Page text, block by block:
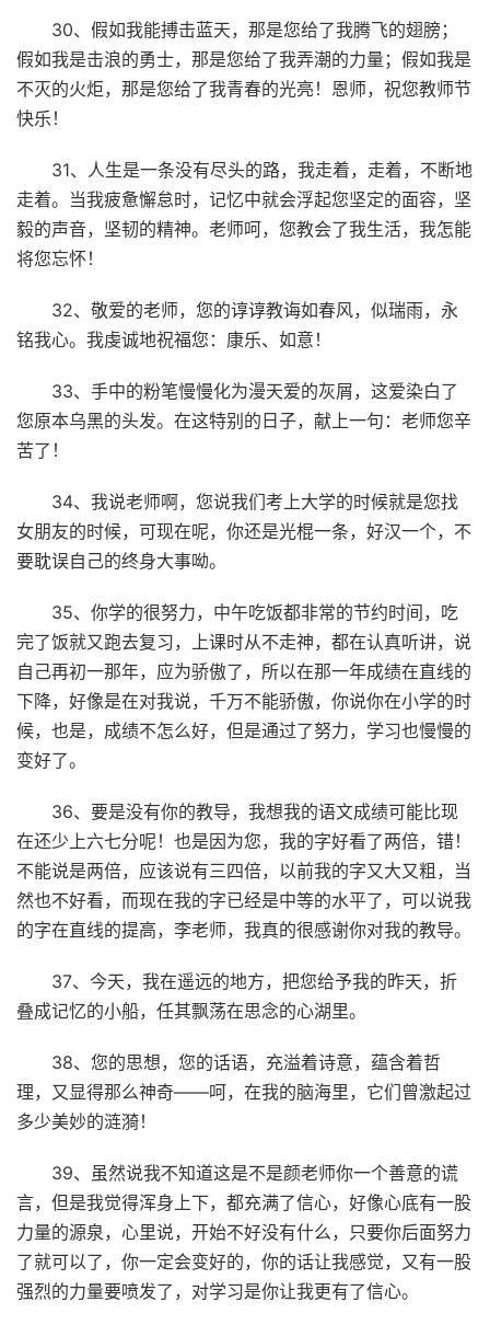
30、假如我能搏击蓝天，那是您给了我腾飞的翅膀；
假如我是击浪的勇士，那是您给了我弄潮的力量；假如我是
不灭的火炬，那是您给了我青春的光亮！恩师，祝您教师节
快乐！
31、人生是一条没有尽头的路，我走着，走着，不断地
走着。当我疲惫懈怠时，记忆中就会浮起您坚定的面容，坚
毅的声音，坚韧的精神。老师呵，您教会了我生活，我怎能
将您忘怀！
32、敬爱的老师，您的谆谆教诲如春风，似瑞雨，永
铭我心。我虔诚地祝福您：康乐、如意！
33、手中的粉笔慢慢化为漫天爱的灰屑，这爱染白了
您原本乌黑的头发。在这特别的日子，献上一句：老师您辛
苦了！
34、我说老师啊，您说我们考上大学的时候就是您找
女朋友的时候，可现在呢，你还是光棍一条，好汉一个，不
要耽误自己的终身大事呦。
35、你学的很努力，中午吃饭都非常的节约时间，吃
完了饭就又跑去复习，上课时从不走神，都在认真听讲，说
自己再初一那年，应为骄傲了，所以在那一年成绩在直线的
下降，好像是在对我说，千万不能骄傲，你说你在小学的时
候，也是，成绩不怎么好，但是通过了努力，学习也慢慢的
变好了。
36、要是没有你的教导，我想我的语文成绩可能比现
在还少上六七分呢！也是因为您，我的字好看了两倍，错！
不能说是两倍，应该说有三四倍，以前我的字又大又粗，当
然也不好看，而现在我的字已经是中等的水平了，可以说我
的字在直线的提高，李老师，我真的很感谢你对我的教导。
37、今天，我在遥远的地方，把您给予我的昨天，折
叠成记忆的小船，任其飘荡在思念的心湖里。
38、您的思想，您的话语，充溢着诗意，蕴含着哲
理，又显得那么神奇――呵，在我的脑海里，它们曾激起过
多少美妙的涟漪！
39、虽然说我不知道这是不是颜老师你一个善意的谎
言，但是我觉得浑身上下，都充满了信心，好像心底有一股
力量的源泉，心里说，开始不好没有什么，只要你后面努力
了就可以了，你一定会变好的，你的话让我感觉，又有一股
强烈的力量要喷发了，对学习是你让我更有了信心。